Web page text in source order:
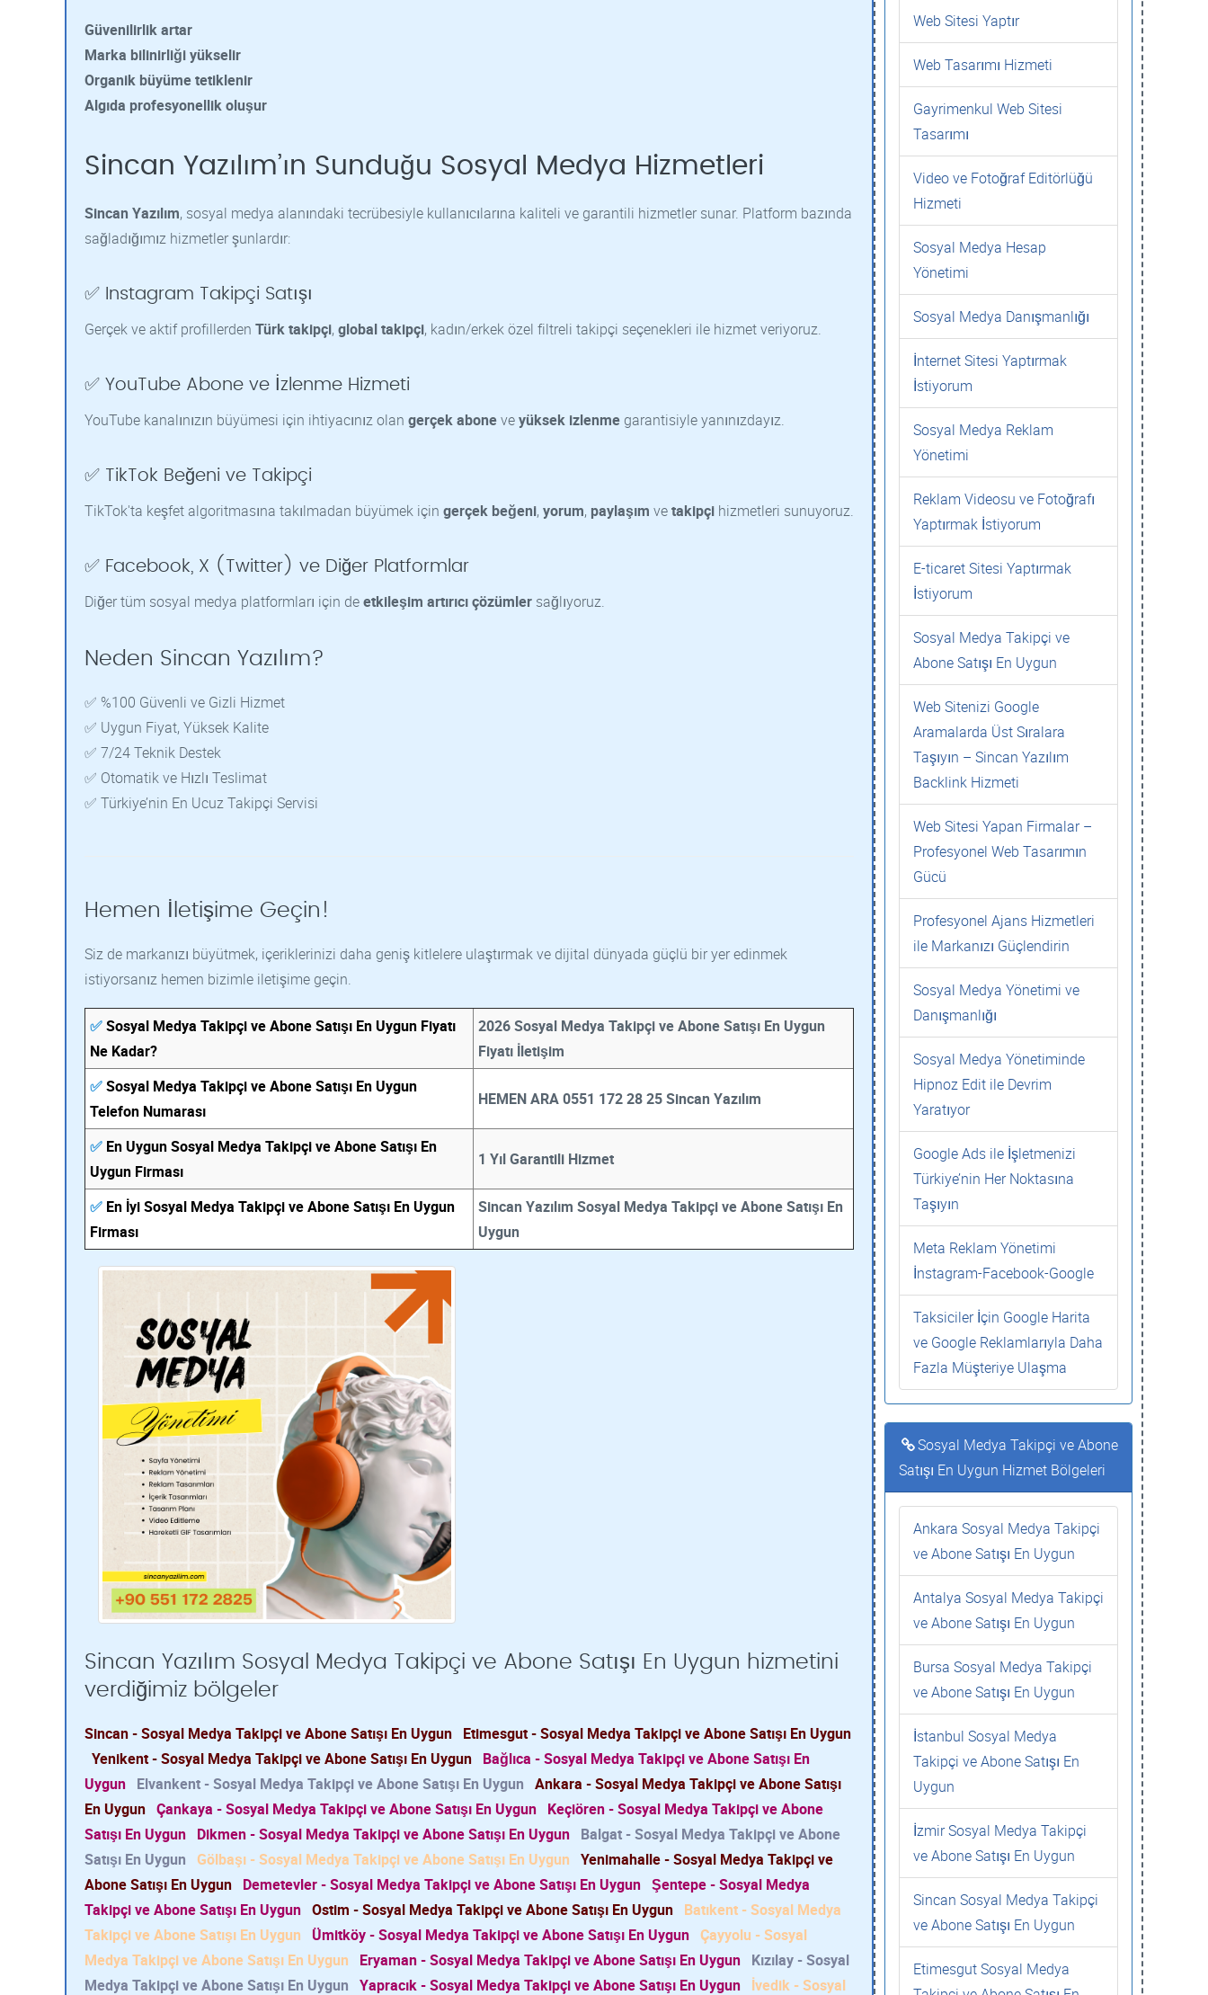
Güvenilirlik artar
Marka bilinirliği yükselir
Organik büyüme tetiklenir
Algıda profesyonellik oluşur
Sincan Yazılım’ın Sunduğu Sosyal Medya Hizmetleri
Sincan Yazılım, sosyal medya alanındaki tecrübesiyle kullanıcılarına kaliteli ve garantili hizmetler sunar. Platform bazında
sağladığımız hizmetler şunlardır:
✅ Instagram Takipçi Satışı
Gerçek ve aktif profillerden Türk takipçi, global takipçi, kadın/erkek özel filtreli takipçi seçenekleri ile hizmet veriyoruz.
✅ YouTube Abone ve İzlenme Hizmeti
YouTube kanalınızın büyümesi için ihtiyacınız olan gerçek aboneveyüksek izlenme garantisiyle yanınızdayız.
✅ TikTok Beğeni ve Takipçi
TikTok'ta keşfet algoritmasına takılmadan büyümek için gerçek beğeni, yorum, paylaşım vetakipçi hizmetleri sunuyoruz.
✅ Facebook, X (Twitter) ve Diğer Platformlar
Diğer tüm sosyal medya platformları için deetkileşim artırıcı çözümler sağlıyoruz.
Neden Sincan Yazılım?
✅ %100 Güvenli ve Gizli Hizmet
✅ Uygun Fiyat, Yüksek Kalite
✅ 7/24 Teknik Destek
✅ Otomatik ve Hızlı Teslimat
✅ Türkiye’nin En Ucuz Takipçi Servisi
Hemen İletişime Geçin!
Siz de markanızı büyütmek, içeriklerinizi daha geniş kitlelere ulaştırmak ve dijital dünyada güçlü bir yer edinmek
istiyorsanız hemen bizimle iletişime geçin.
✅Sosyal Medya Takipçi ve Abone Satışı En Uygun Fiyatı
Ne Kadar?
2026 Sosyal Medya Takipçi ve Abone Satışı En Uygun
Fiyatı İletişim
✅Sosyal Medya Takipçi ve Abone Satışı En Uygun
Telefon Numarası
HEMEN ARA 0551 172 28 25 Sincan Yazılım
✅ En Uygun Sosyal Medya Takipçi ve Abone Satışı En
Uygun Firması
1 Yıl Garantili Hizmet
✅ En İyi Sosyal Medya Takipçi ve Abone Satışı En Uygun
Firması
Sincan Yazılım Sosyal Medya Takipçi ve Abone Satışı En
Uygun
Sincan Yazılım Sosyal Medya Takipçi ve Abone Satışı En Uygun hizmetini
verdiğimiz bölgeler
Sincan - Sosyal Medya Takipçi ve Abone Satışı En Uygun Etimesgut - Sosyal Medya Takipçi ve Abone Satışı En Uygun
Yenikent - Sosyal Medya Takipçi ve Abone Satışı En Uygun Bağlıca - Sosyal Medya Takipçi ve Abone Satışı En
Uygun Elvankent - Sosyal Medya Takipçi ve Abone Satışı En Uygun Ankara - Sosyal Medya Takipçi ve Abone Satışı
En Uygun Çankaya - Sosyal Medya Takipçi ve Abone Satışı En Uygun Keçiören - Sosyal Medya Takipçi ve Abone
Satışı En Uygun Dikmen - Sosyal Medya Takipçi ve Abone Satışı En Uygun Balgat - Sosyal Medya Takipçi ve Abone
Satışı En Uygun Gölbaşı - Sosyal Medya Takipçi ve Abone Satışı En Uygun Yenimahalle - Sosyal Medya Takipçi ve
Abone Satışı En Uygun Demetevler - Sosyal Medya Takipçi ve Abone Satışı En Uygun Şentepe - Sosyal Medya
Takipçi ve Abone Satışı En Uygun Ostim - Sosyal Medya Takipçi ve Abone Satışı En Uygun Batıkent - Sosyal Medya
Takipçi ve Abone Satışı En Uygun
Ümitköy - Sosyal Medya Takipçi ve Abone Satışı En Uygun Çayyolu - Sosyal
Medya Takipçi ve Abone Satışı En Uygun
Eryaman - Sosyal Medya Takipçi ve Abone Satışı En Uygun Kızılay - Sosyal
Medya Takipçi ve Abone Satışı En Uygun Yapracık - Sosyal Medya Takipçi ve Abone Satışı En Uygun İvedik - Sosyal
Web Sitesi Yaptır
Web Tasarımı Hizmeti
Gayrimenkul Web Sitesi
Tasarımı
Video ve Fotoğraf Editörlüğü
Hizmeti
Sosyal Medya Hesap
Yönetimi
Sosyal Medya Danışmanlığı
İnternet Sitesi Yaptırmak
İstiyorum
Sosyal Medya Reklam
Yönetimi
Reklam Videosu ve Fotoğrafı
Yaptırmak İstiyorum
E-ticaret Sitesi Yaptırmak
İstiyorum
Sosyal Medya Takipçi ve
Abone Satışı En Uygun
Web Sitenizi Google
Aramalarda Üst Sıralara
Taşıyın – Sincan Yazılım
Backlink Hizmeti
Web Sitesi Yapan Firmalar –
Profesyonel Web Tasarımın
Gücü
Profesyonel Ajans Hizmetleri
ile Markanızı Güçlendirin
Sosyal Medya Yönetimi ve
Danışmanlığı
Sosyal Medya Yönetiminde
Hipnoz Edit ile Devrim
Yaratıyor
Google Ads ile İşletmenizi
Türkiye’nin Her Noktasına
Taşıyın
Meta Reklam Yönetimi
İnstagram-Facebook-Google
Taksiciler İçin Google Harita
ve Google Reklamlarıyla Daha
Fazla Müşteriye Ulaşma
Sosyal Medya Takipçi ve Abone
Satışı En Uygun Hizmet Bölgeleri
Ankara Sosyal Medya Takipçi
ve Abone Satışı En Uygun
Antalya Sosyal Medya Takipçi
ve Abone Satışı En Uygun
Bursa Sosyal Medya Takipçi
ve Abone Satışı En Uygun
İstanbul Sosyal Medya
Takipçi ve Abone Satışı En
Uygun
İzmir Sosyal Medya Takipçi
ve Abone Satışı En Uygun
Sincan Sosyal Medya Takipçi
ve Abone Satışı En Uygun
Etimesgut Sosyal Medya